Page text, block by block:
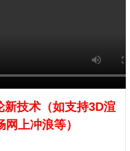
新技术（如支持3D渲
网上冲浪等）